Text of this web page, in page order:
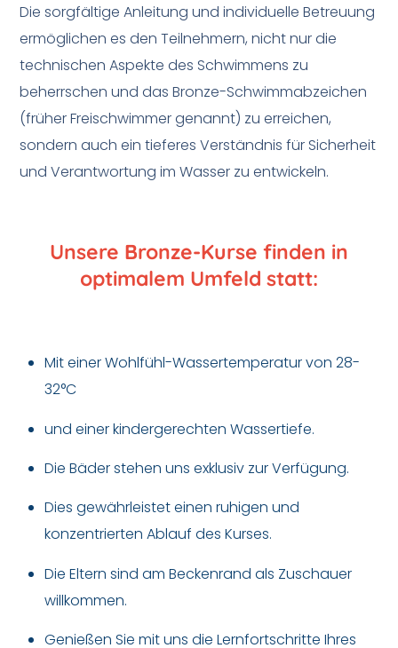
Die sorgfältige Anleitung und individuelle Betreuung
ermöglichen es den Teilnehmern, nicht nur die
technischen Aspekte des Schwimmens zu
beherrschen und das Bronze-Schwimmabzeichen
(früher Freischwimmer genannt) zu erreichen,
sondern auch ein tieferes Verständnis für Sicherheit
und Verantwortung im Wasser zu entwickeln.
Unsere Bronze-Kurse finden in
optimalem Umfeld statt:
Mit einer Wohlfühl-Wassertemperatur von 28-
32°C
und einer kindergerechten Wassertiefe.
Die Bäder stehen uns exklusiv zur Verfügung.
Dies gewährleistet einen ruhigen und
konzentrierten Ablauf des Kurses.
Die Eltern sind am Beckenrand als Zuschauer
willkommen.
Genießen Sie mit uns die Lernfortschritte Ihres